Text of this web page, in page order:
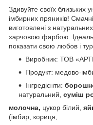
Здивуйте своїх близьких
імбирних пряників!
виготовлені з
харчовою фарбою.
показати свою любов і
Виробник: ТОВ
Продукт: медово-
Інгредієнти:
натуральний, суміш
молочна, цукор білий,
(імбир, кориця,